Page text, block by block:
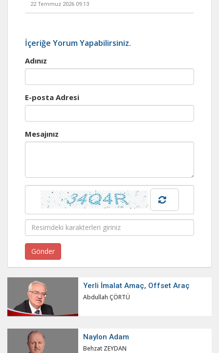
22 Temmuz 2026 09:13
İçeriğe Yorum Yapabilirsiniz.
Adınız
E-posta Adresi
Mesajınız
Yerli İmalat Amaç, Offset Araç
Abdullah ÇÖRTÜ
Naylon Adam
Behzat ZEYDAN